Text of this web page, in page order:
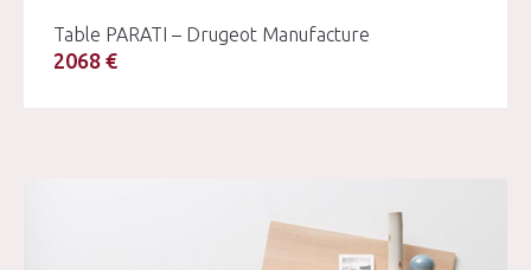
Table PARATI – Drugeot Manufacture
2068 €